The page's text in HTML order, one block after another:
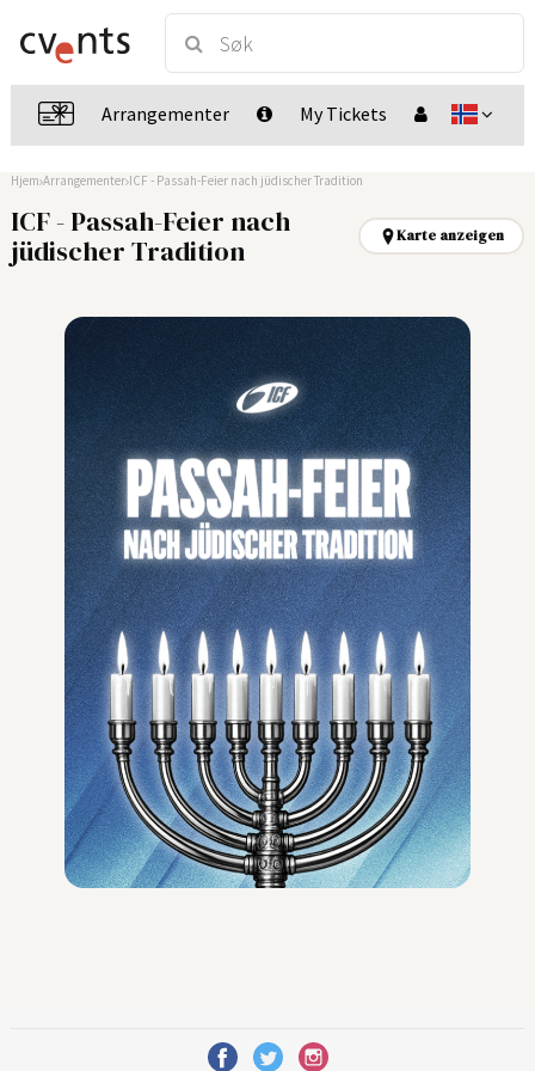
Arrangementer My Tickets
Hjem Arrangementer ICF - Passah-Feier nach jüdischer Tradition
ICF - Passah-Feier nach
jüdischer Tradition
Karte anzeigen